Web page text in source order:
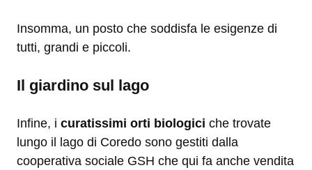
Insomma, un posto che soddisfa le esigenze di
tutti, grandi e piccoli.
Il giardino sul lago
Infine, i curatissimi orti biologici che trovate
lungo il lago di Coredo sono gestiti dalla
cooperativa sociale GSH che qui fa anche vendita